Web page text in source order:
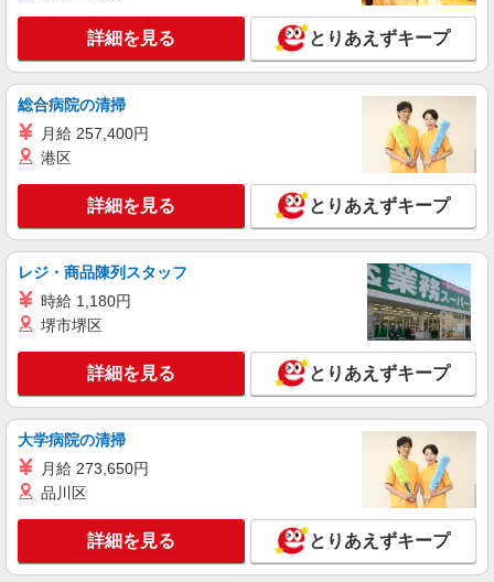
キープ 詳細を見る
日研トータルソーシング株式会社（お仕事No.5A323-OW）
総合事務
時給1650円 別途交通費支給 ＜月収＞ 247000
東京都品川区八潮
キープ 詳細を見る
正社員
株式会社リジョイスカンパニー（11921602）
一般事務
月給22万7000円以上 ※研修期間2ヶ月間は給
与95％支給
NTT東日本関東病院（東京都品川区東五反田5
詳細を見る
職業紹介
ニッセイ・ウェルス生命保険株式会社
詳細を見る とりあえずキープ
総合病院の清掃
月給 257,400円
港区
詳細を見る とりあえずキープ
レジ・商品陳列スタッフ
時給 1,180円
堺市堺区
詳細を見る とりあえずキープ
大学病院の清掃
月給 273,650円
品川区
詳細を見る とりあえずキープ